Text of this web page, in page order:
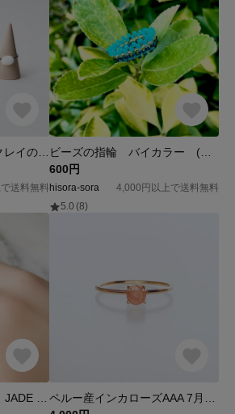
送料無料
600円
hisora-sora
4,000円以上で送料無料
5.0 (8)